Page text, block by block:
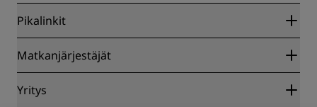
Pikalinkit
Radisson Rewards
Blog
Kohteet
Matkanjärjestäjät
Yhteistyökumppanit
Yritys